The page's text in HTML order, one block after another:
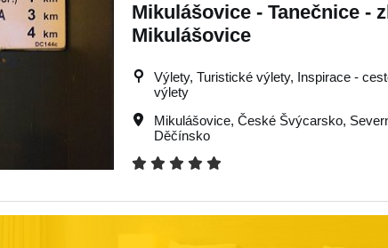
Mikulášovice - Tanečnice -
Mikulášovice
Výlety, Turistické výlety, Inspirace -
výlety
Mikulášovice,České Švýcarsko,
Děčínsko